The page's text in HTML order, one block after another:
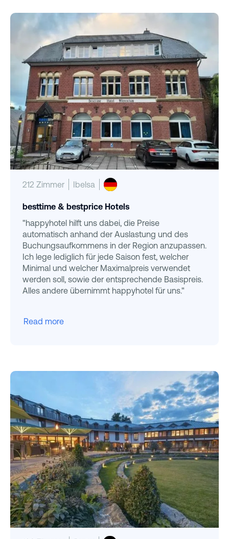
212 Zimmer Ibelsa
besttime & bestprice Hotels
"happyhotel hilft uns dabei, die Preise
automatisch anhand der Auslastung und des
Buchungsaufkommens in der Region anzupassen.
Ich lege lediglich für jede Saison fest, welcher
Minimal und welcher Maximalpreis verwendet
werden soll, sowie der entsprechende Basispreis.
Alles andere übernimmt happyhotel für uns."
Read more